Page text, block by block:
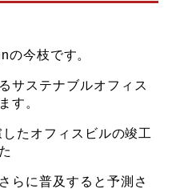
今枝です。
サステナブルオフィス
す。
たオフィスビルの竣工
らに普及すると予測さ